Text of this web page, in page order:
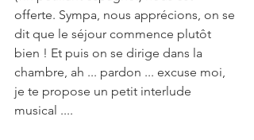
offerte. Sympa, nous apprécions, on se
dit que le séjour commence plutôt
bien ! Et puis on se dirige dans la
chambre, ah ... pardon ... excuse moi,
je te propose un petit interlude
musical ....